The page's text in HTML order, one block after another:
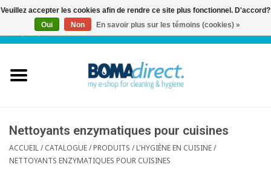
FR| 0 Articles
Service client
Blog
Nettoyants enzymatiques pour cuisines
ACCUEIL/CATALOGUE/PRODUITS /L'HYGIÈNE EN CUISINE/
NETTOYANTS ENZYMATIQUES POUR CUISINES
Veuillez accepter les cookies afin de rendre ce site plus fonctionnel. D'accord?
Oui
Non En savoir plus sur les témoins (cookies) »